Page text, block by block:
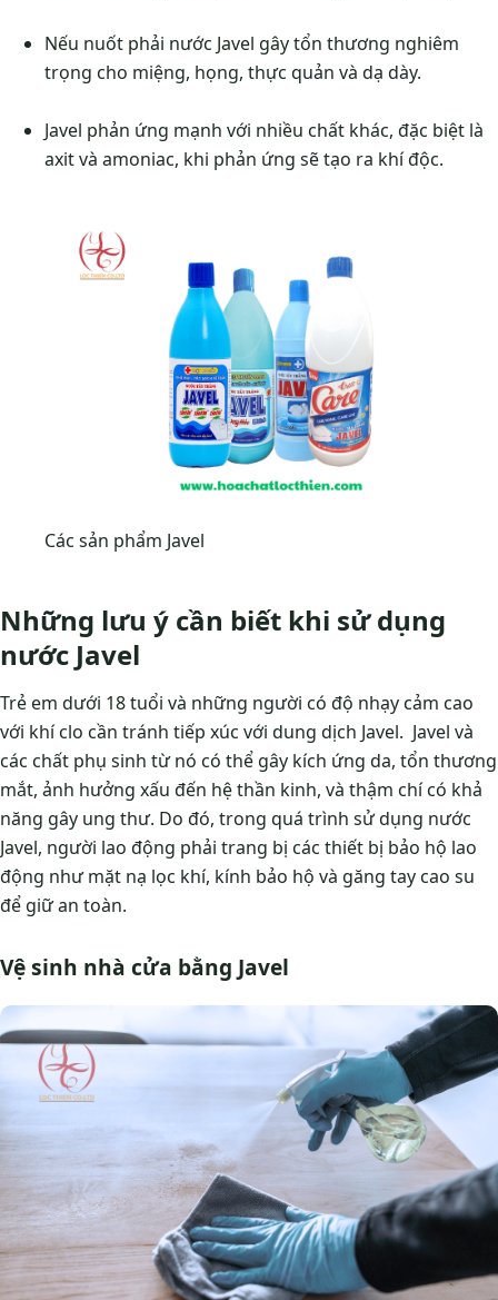
Nếu nuốt phải nước Javel gây tổn thương nghiêm
trọng cho miệng, họng, thực quản và dạ dày.
Javel phản ứng mạnh với nhiều chất khác, đặc biệt là
axit và amoniac, khi phản ứng sẽ tạo ra khí độc.
Các sản phẩm Javel
Những lưu ý cần biết khi sử dụng
nước Javel
Trẻ em dưới 18 tuổi và những người có độ nhạy cảm cao
với khí clo cần tránh tiếp xúc với dung dịch Javel. Javel và
các chất phụ sinh từ nó có thể gây kích ứng da, tổn thương
mắt, ảnh hưởng xấu đến hệ thần kinh, và thậm chí có khả
năng gây ung thư. Do đó, trong quá trình sử dụng nước
Javel, người lao động phải trang bị các thiết bị bảo hộ lao
động như mặt nạ lọc khí, kính bảo hộ và găng tay cao su
để giữ an toàn.
Vệ sinh nhà cửa bằng Javel